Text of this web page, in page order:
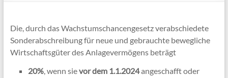
Die, durch das Wachstumschancengesetz verabschiedete
Sonderabschreibung für neue und gebrauchte bewegliche
Wirtschaftsgüter des Anlagevermögens beträgt
20%, wenn sievor dem 1.1.2024angeschafft oder